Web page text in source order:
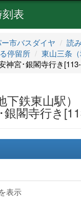
表
市バスダイヤ
読
停留所
東山三条（
神宮･銀閣寺行き
下鉄東山駅
銀閣寺行き
表示